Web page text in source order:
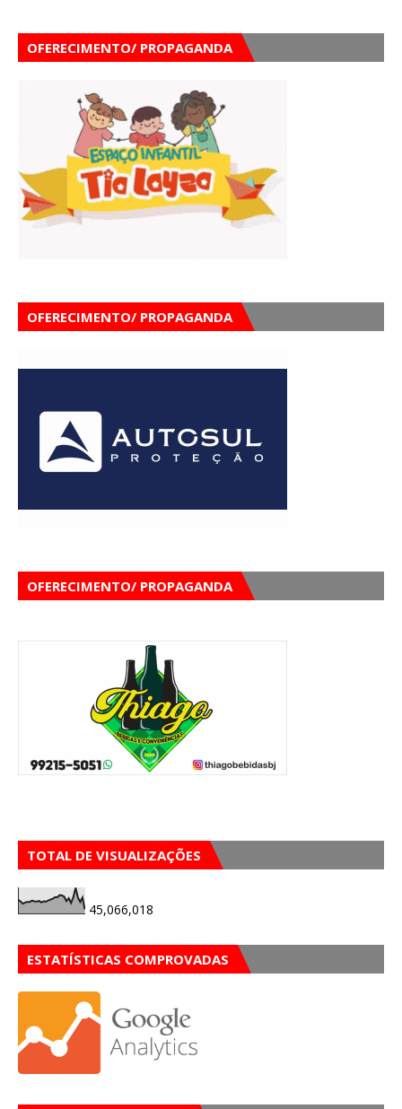
OFERECIMENTO/ PROPAGANDA
OFERECIMENTO/ PROPAGANDA
OFERECIMENTO/ PROPAGANDA
TOTAL DE VISUALIZAÇÕES
45,066,018
ESTATÍSTICAS COMPROVADAS